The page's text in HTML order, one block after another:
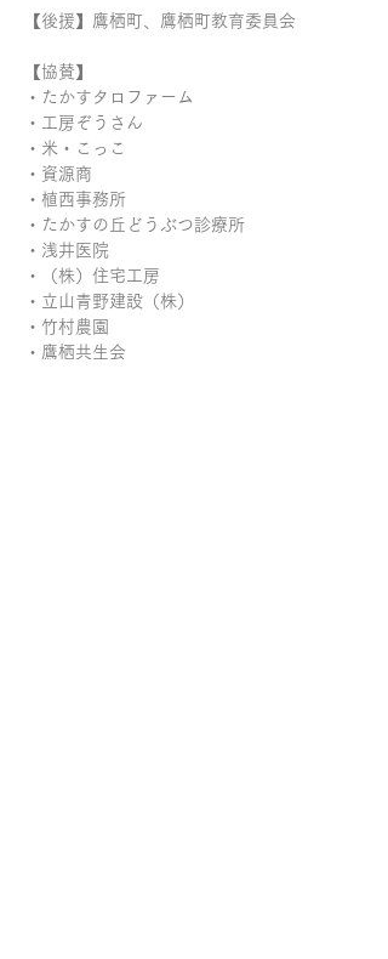
【後援】鷹栖町、鷹栖町教育委員会
【協賛】
・たかすタロファーム
・工房ぞうさん
・米・こっこ
・資源商
・植西事務所
・たかすの丘どうぶつ診療所
・浅井医院
・（株）住宅工房
・立山青野建設（株）
・竹村農園
・鷹栖共生会